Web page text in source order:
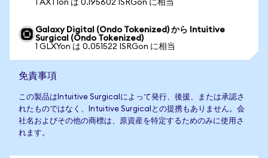
1 AXTIon は 0.195602 ISRGon に相当
Galaxy Digital (Ondo Tokenized) から Intuitive
Surgical (Ondo Tokenized)
1 GLXYon は 0.051522 ISRGon に相当
免責事項
この製品はIntuitive Surgicalによって発行、後援、または承認さ
れたものではなく、Intuitive Surgicalとの提携もありません。会
社名およびその他の商標は、原資産を特定するためのみに使用さ
れます。